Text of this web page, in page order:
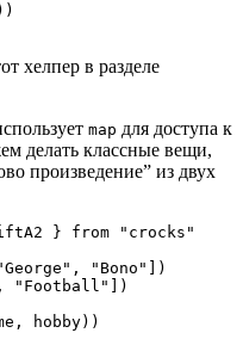
хелпер в разделе
map для доступа к
делать классные вещи,
произведение” из двух
} from "crocks"
"Bono"])
"Football"])
hobby))